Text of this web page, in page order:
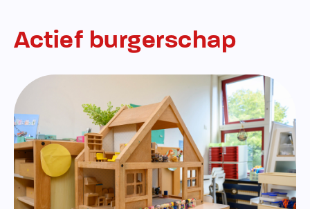
Actief burgerschap